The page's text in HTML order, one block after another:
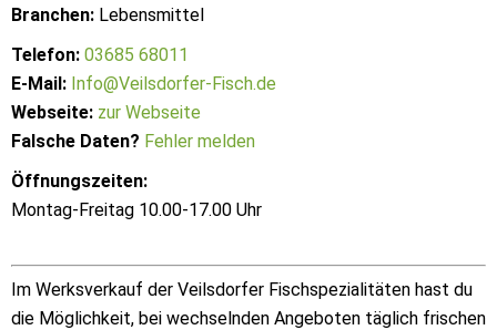
Branchen: Lebensmittel
Telefon: 03685 68011
E-Mail: Info@Veilsdorfer-Fisch.de
Webseite: zur Webseite
Falsche Daten? Fehler melden
Öffnungszeiten:
Montag-Freitag 10.00-17.00 Uhr
Im Werksverkauf der Veilsdorfer Fischspezialitäten hast du
die Möglichkeit, bei wechselnden Angeboten täglich frischen